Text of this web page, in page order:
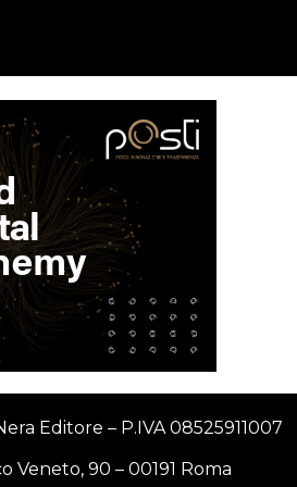
Editore – P.IVA 08525911007
Veneto, 90 – 00191 Roma